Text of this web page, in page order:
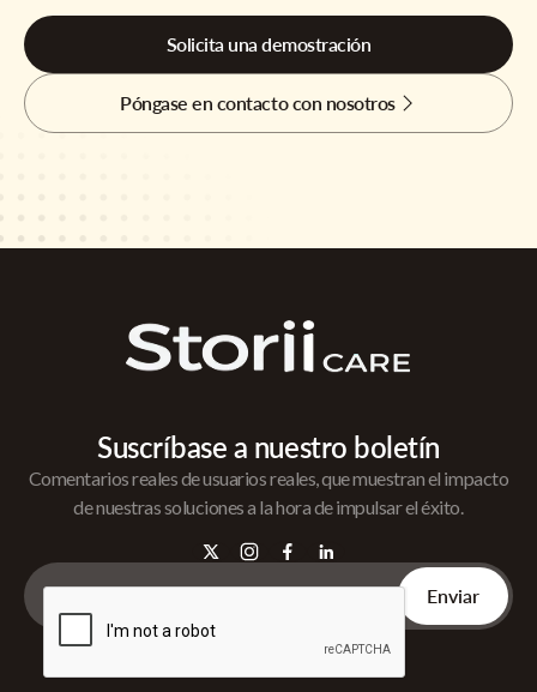
Solicita una demostración
Póngase en contacto con nosotros
Suscríbase a nuestro boletín
Comentarios reales de usuarios reales, que muestran el impacto
de nuestras soluciones a la hora de impulsar el éxito.